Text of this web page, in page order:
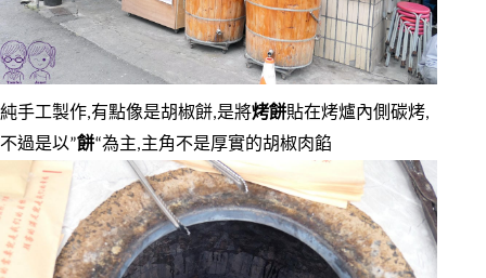
純手工製作,有點像是胡椒餅,是將烤餅貼在烤爐內側碳烤,
不過是以”餅“為主,主角不是厚實的胡椒肉餡